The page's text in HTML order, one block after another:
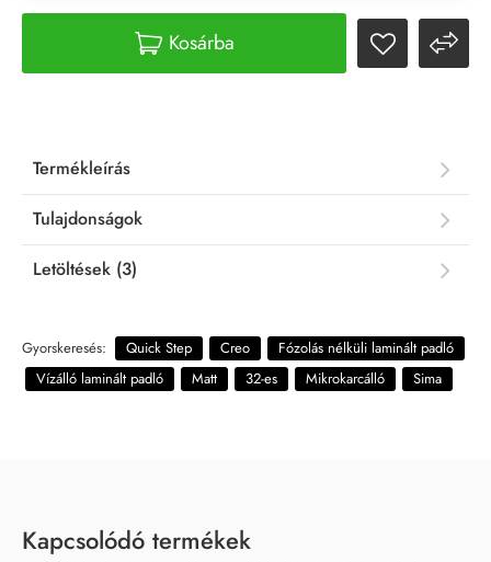
Kosárba
Termékleírás
Tulajdonságok
Letöltések (3)
Gyorskeresés: Quick Step Creo
Fózolás nélküli laminált padló
Vízálló laminált padló
Matt 32-es Mikrokarcálló Sima
Kapcsolódó termékek